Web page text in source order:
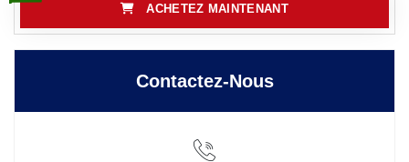
ACHETEZ MAINTENANT
Contactez-Nous